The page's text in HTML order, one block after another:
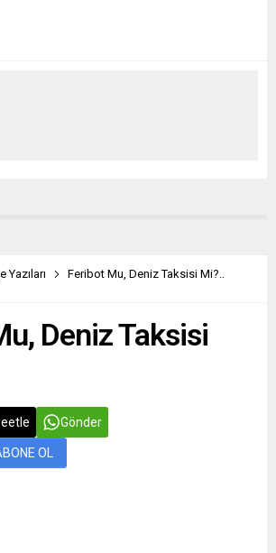
Yazıları Feribot Mu, Deniz Taksisi Mi?..
Deniz Taksisi
Gönder
OL